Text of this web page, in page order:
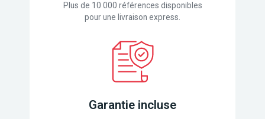
Plus de 10 000 références disponibles
pour une livraison express.
Garantie incluse